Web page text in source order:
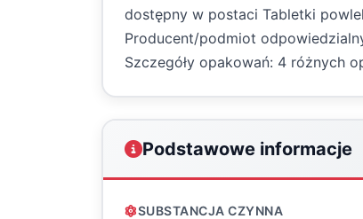
dostępny w postaci Tabletki
Producent/podmiot
Szczegóły opakowań: 4 różnych
Podstawowe informacje
SUBSTANCJA CZYNNA